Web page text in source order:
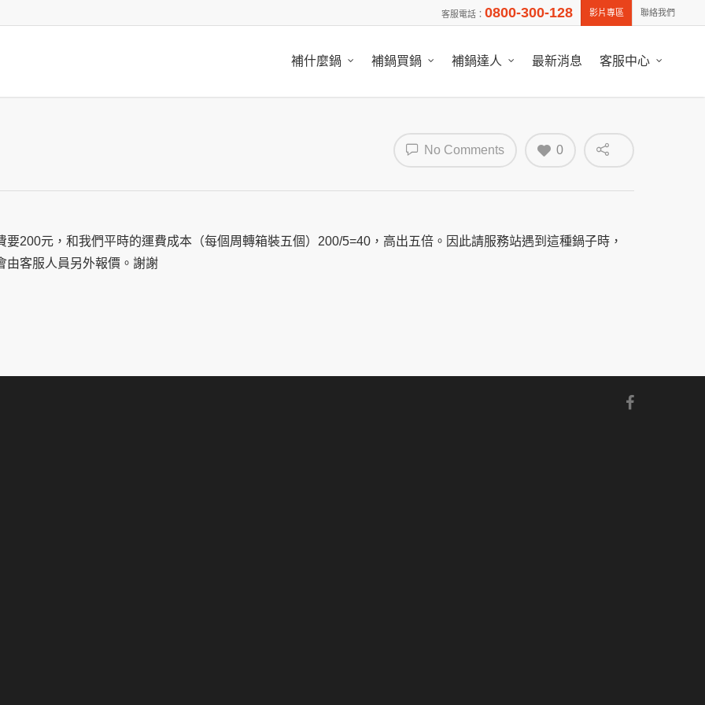
客服電話： 0800-300-128 影片專區 聯絡我們
補什麼鍋 補鍋買鍋 補鍋達人 最新消息 客服中心
No Comments 0
要200元， 和我們平時的運費成本（每個周轉箱裝五個）200/5=40， 高出五倍。因此請服務站遇到這種鍋子時，
由客服人員另外報價。謝謝